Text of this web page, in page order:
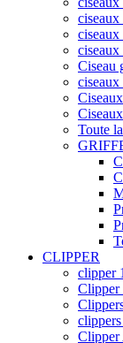
ciseaux
ciseaux
ciseaux
Ciseau
ciseaux
Toute
CLIPPER
clipper
Clipper
Clipper